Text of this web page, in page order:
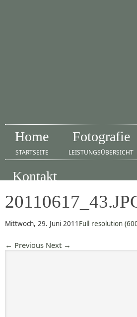
Home
STARTSEITE
Fotografie
LEISTUNGSÜBERSICHT
Kontakt
Mittwoch, 29. Juni 2011 Full resolution
← Previous Next →